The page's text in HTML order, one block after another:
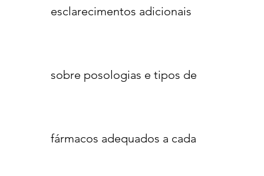
esclarecimentos adicionais
sobre posologias e tipos de
fármacos adequados a cada